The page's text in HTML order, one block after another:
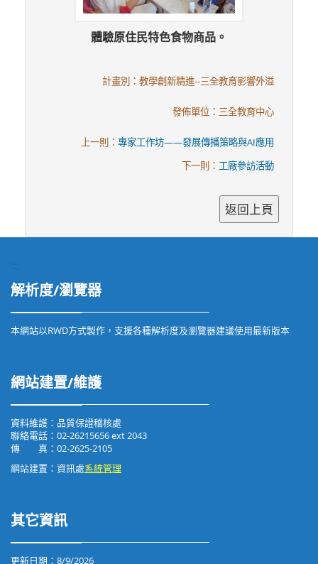
體驗原住民特色食物商品。
計畫別：教學創新精進--三全教育影響外溢
發佈單位：三全教育中心
上一則：專家工作坊——發展傳播策略與AI應用
下一則： 工廠參訪活動
解析度/瀏覽器
本網站以RWD方式製作，支援各種解析度及瀏覽器建議使用最新版本
網站建置/維護
資料維護：品質保證稽核處
聯絡電話：02-26215656 ext 2043
傳 真：02-2625-2105
網站建置：資訊處系統管理
其它資訊
更新日期： 8/9/2026